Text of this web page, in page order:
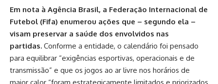
Em nota à Agência Brasil, a Federação Internacional de
Futebol (Fifa) enumerou ações que – segundo ela –
visam preservar a saúde dos envolvidos nas
partidas. Conforme a entidade, o calendário foi pensado
para equilibrar “exigências esportivas, operacionais e de
transmissão” e que os jogos ao ar livre nos horários de